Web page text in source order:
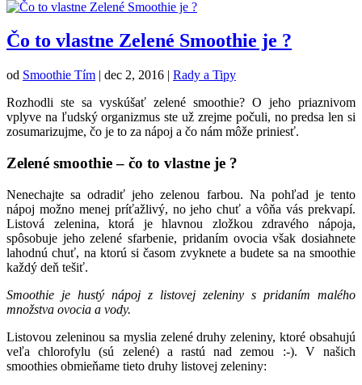
Čo to vlastne Zelené Smoothie je ?
od Smoothie Tím | dec 2, 2016 | Rady a Tipy
Rozhodli ste sa vyskúšať zelené smoothie? O jeho priaznivom
vplyve na ľudský organizmus ste už zrejme počuli, no predsa len si
zosumarizujme, čo je to za nápoj a čo nám môže priniesť.
Zelené smoothie – čo to vlastne je ?
Nenechajte sa odradiť jeho zelenou farbou. Na pohľad je tento
nápoj možno menej príťažlivý, no jeho chuť a vôňa vás prekvapí.
Listová zelenina, ktorá je hlavnou zložkou zdravého nápoja,
spôsobuje jeho zelené sfarbenie, pridaním ovocia však dosiahnete
lahodnú chuť, na ktorú si časom zvyknete a budete sa na smoothie
každý deň tešiť.
Smoothie je hustý nápoj z listovej zeleniny s pridaním malého
množstva ovocia a vody.
Listovou zeleninou sa myslia zelené druhy zeleniny, ktoré obsahujú
veľa chlorofylu (sú zelené) a rastú nad zemou :-). V našich
smoothies obmieňame tieto druhy listovej zeleniny: